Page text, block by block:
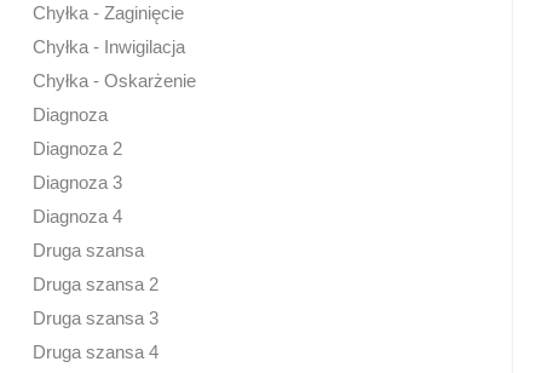
Chyłka - Zaginięcie
Chyłka - Inwigilacja
Chyłka - Oskarżenie
Diagnoza
Diagnoza 2
Diagnoza 3
Diagnoza 4
Druga szansa
Druga szansa 2
Druga szansa 3
Druga szansa 4